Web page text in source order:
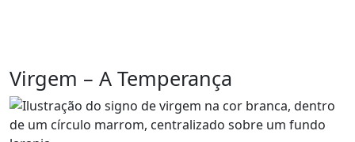
Virgem – A Temperança